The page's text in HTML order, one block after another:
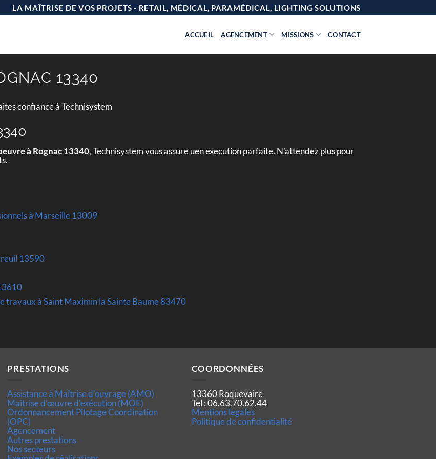
LA MAÎTRISE DE VOS PROJETS - RETAIL, MÉDICAL, PARAMÉDICAL, LIGHTING SOLUTIONS
ACCUEIL AGENCEMENT MISSIONS CONTACT
13340
confiance à Technisystem
à Rognac 13340, Technisystem vous assure uen execution parfaite. N’attendez plus pour
à Marseille 13009
13590
à Saint Maximin la Sainte Baume 83470
PRESTATIONS
Assistance à Maîtrise d'ouvrage (AMO)
Maîtrise d’œuvre d'exécution (MOE)
Ordonnancement Pilotage Coordination
(OPC)
Agencement
Autres prestations
Nos secteurs
COORDONNÉES
13360 Roquevaire
Tel : 06.63.70.62.44
Mentions legales
Politique de confidentialité